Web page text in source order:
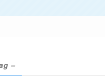
–